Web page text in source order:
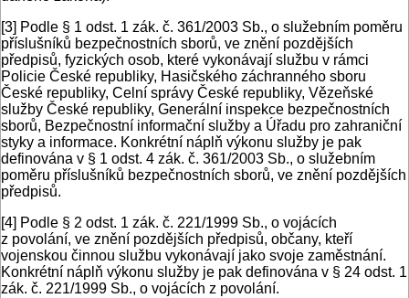
[3] Podle § 1 odst. 1 zák. č. 361/2003 Sb., o služebním poměru
příslušníků bezpečnostních sborů, ve znění pozdějších
předpisů, fyzických osob, které vykonávají službu v rámci
Policie České republiky, Hasičského záchranného sboru
České republiky, Celní správy České republiky, Vězeňské
služby České republiky, Generální inspekce bezpečnostních
sborů, Bezpečnostní informační služby a Úřadu pro zahraniční
styky a informace. Konkrétní náplň výkonu služby je pak
definována v § 1 odst. 4 zák. č. 361/2003 Sb., o služebním
poměru příslušníků bezpečnostních sborů, ve znění pozdějších
předpisů.
[4] Podle § 2 odst. 1 zák. č. 221/1999 Sb., o vojácích
z povolání, ve znění pozdějších předpisů, občany, kteří
vojenskou činnou službu vykonávají jako svoje zaměstnání.
Konkrétní náplň výkonu služby je pak definována v § 24 odst. 1
zák. č. 221/1999 Sb., o vojácích z povolání.